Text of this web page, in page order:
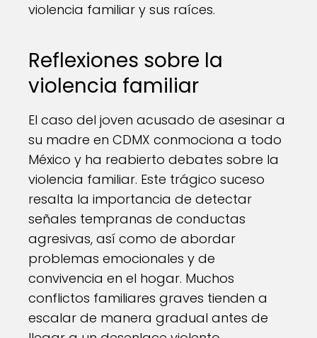
violencia familiar y sus raíces.
Reflexiones sobre la
violencia familiar
El caso del joven acusado de asesinar a
su madre en CDMX conmociona a todo
México y ha reabierto debates sobre la
violencia familiar. Este trágico suceso
resalta la importancia de detectar
señales tempranas de conductas
agresivas, así como de abordar
problemas emocionales y de
convivencia en el hogar. Muchos
conflictos familiares graves tienden a
escalar de manera gradual antes de